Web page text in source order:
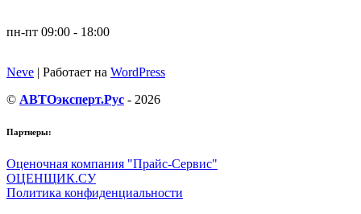
пн-пт 09:00 - 18:00
Neve | Работает на WordPress
© АВТОэксперт.Рус - 2026
Партнеры:
Оценочная компания "Прайс-Сервис"
ОЦЕНЩИК.СУ
Политика конфиденциальности